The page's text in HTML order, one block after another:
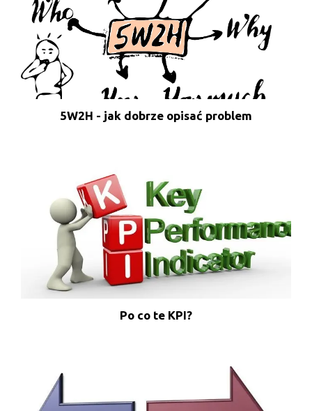
5W2H - jak dobrze opisać problem
Po co te KPI?